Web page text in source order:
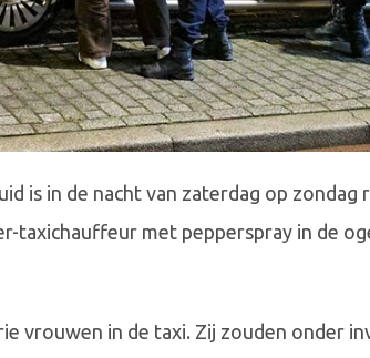
is in de nacht van zaterdag op zondag
taxichauffeur met pepperspray in de
vrouwen in de taxi. Zij zouden onder